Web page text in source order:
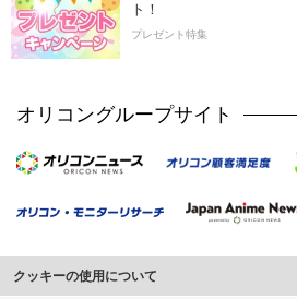
ト！
プレゼント特集
オリコングループサイト
クッキーの使用について